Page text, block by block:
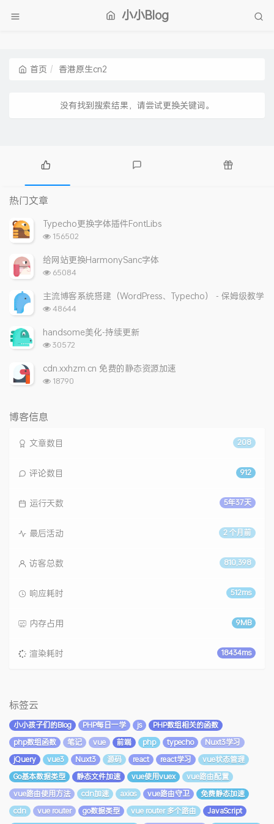
小小Blog
首页 香港原生cn2
没有找到搜索结果，请尝试更换关键词。
热
门
文
章
论
热门文章
Typecho更换字体插件FontLibs
浏
次
数:
156502
给网站更换HarmonySanc字体
浏
次
数:
65084
主流博客系统搭建（WordPress、Typecho） - 保姆级教学
浏
次
数:
48644
handsome美化-持续更新
浏
次
数:
30572
cdn.xxhzm.cn 免费的静态资源加速
浏
18790
博客信息
208
文章数目
912
评论数目
5年37天
运行天数
2 个月前
最后活动
810,398
访客总数
512ms
响应耗时
9MB
内存占用
18434ms
渲染耗时
标签云
小小孩子们的Blog PHP每日一学 js
PHP数组相关的函数
php数组函数
笔记 vue 前端 php typecho
Nuxt3学习
jQuery
vue3 Nuxt3 源码 react react学习
vue状态管理
Go基本数据类型
静态文件加速 vue使用vuex
vue路由配置
vue路由使用方法
cdn加速 axios vue路由守卫
免费静态加速
cdn
vue router go数据类型 vue router 多个路由
JavaScript